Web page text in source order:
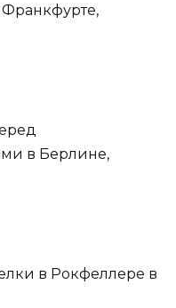
в Берлине,
в Рокфеллере в